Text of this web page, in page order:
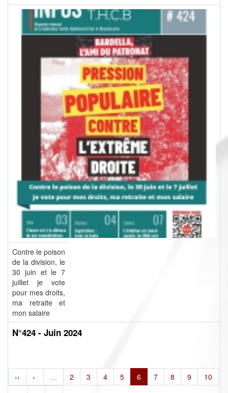
Contre le poison
de la division, le
30 juin et le 7
juillet je vote
pour mes droits,
ma retraite et
mon salaire
N°424 - Juin 2024
‹‹ ‹ … 2 3 4 5 6 7 8 9
10